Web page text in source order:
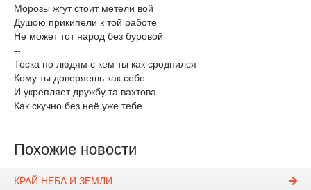
Морозы жгут стоит метели вой
Душою прикипели к той работе
Не может тот народ без буровой
--
Тоска по людям с кем ты как сроднился
Кому ты доверяешь как себе
И укрепляет дружбу та вахтова
Как скучно без неё уже тебе .
Похожие новости
КРАЙ НЕБА И ЗЕМЛИ